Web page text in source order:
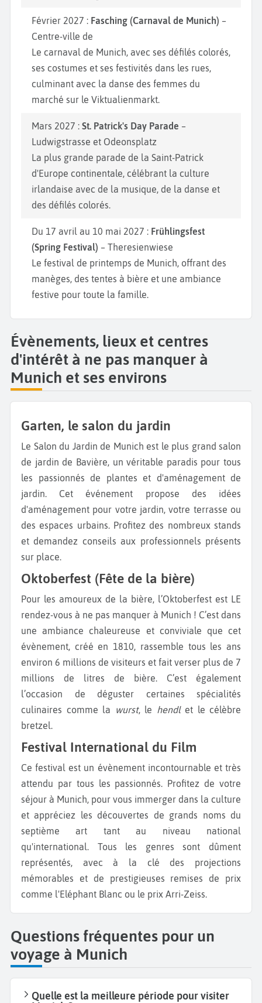
Février 2027 : Fasching (Carnaval de Munich) –
Centre-ville de
Le carnaval de Munich, avec ses défilés colorés,
ses costumes et ses festivités dans les rues,
culminant avec la danse des femmes du
marché sur le Viktualienmarkt.
Mars 2027 : St. Patrick's Day Parade –
Ludwigstrasse et Odeonsplatz
La plus grande parade de la Saint-Patrick
d'Europe continentale, célébrant la culture
irlandaise avec de la musique, de la danse et
des défilés colorés.
Du 17 avril au 10 mai 2027 : Frühlingsfest
(Spring Festival) – Theresienwiese
Le festival de printemps de Munich, offrant des
manèges, des tentes à bière et une ambiance
festive pour toute la famille.
Évènements, lieux et centres
d'intérêt à ne pas manquer à
Munich et ses environs
Garten, le salon du jardin
Le Salon du Jardin de Munich est le plus grand salon
de jardin de Bavière, un véritable paradis pour tous
les passionnés de plantes et d'aménagement de
jardin. Cet événement propose des idées
d'aménagement pour votre jardin, votre terrasse ou
des espaces urbains. Profitez des nombreux stands
et demandez conseils aux professionnels présents
sur place.
Oktoberfest (Fête de la bière)
Pour les amoureux de la bière, l’Oktoberfest est LE
rendez-vous à ne pas manquer à Munich ! C’est dans
une ambiance chaleureuse et conviviale que cet
évènement, créé en 1810, rassemble tous les ans
environ 6 millions de visiteurs et fait verser plus de 7
millions de litres de bière. C’est également
l’occasion de déguster certaines spécialités
culinaires comme la
wurst, le hendlet le célèbre
bretzel.
Festival International du Film
Ce festival est un évènement incontournable et très
attendu par tous les passionnés. Profitez de votre
séjour à Munich, pour vous immerger dans la culture
et appréciez les découvertes de grands noms du
septième art tant au niveau national
qu'international. Tous les genres sont dûment
représentés, avec à la clé des projections
mémorables et de prestigieuses remises de prix
comme l'Eléphant Blanc ou le prix Arri-Zeiss.
Questions fréquentes pour un
voyage à Munich
Quelle est la meilleure période pour visiter